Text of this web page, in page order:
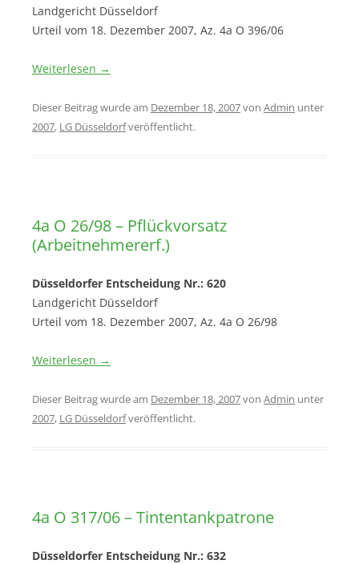
Landgericht Düsseldorf
Urteil vom 18. Dezember 2007, Az. 4a O 396/06
Weiterlesen →
Dieser Beitrag wurde am Dezember 18, 2007von Admin unter
2007, LG Düsseldorfveröffentlicht.
4a O 26/98 – Pflückvorsatz
(Arbeitnehmererf.)
Düsseldorfer Entscheidung Nr.: 620
Landgericht Düsseldorf
Urteil vom 18. Dezember 2007, Az. 4a O 26/98
Weiterlesen →
Dieser Beitrag wurde am Dezember 18, 2007von Admin unter
2007, LG Düsseldorfveröffentlicht.
4a O 317/06 – Tintentankpatrone
Düsseldorfer Entscheidung Nr.: 632